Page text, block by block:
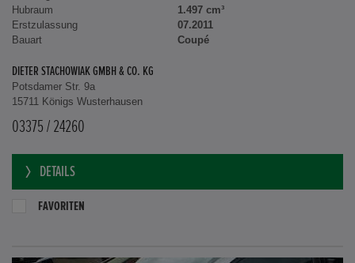
Hubraum
1.497 cm³
Erstzulassung
07.2011
Bauart
Coupé
DIETER STACHOWIAK GMBH & CO. KG
Potsdamer Str. 9a
15711 Königs Wusterhausen
03375 / 24260
DETAILS
FAVORITEN